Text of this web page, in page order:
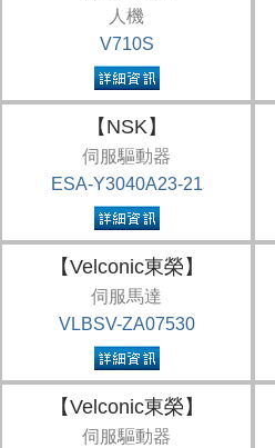
人機
V710S
【NSK】
伺服驅動器
ESA-Y3040A23-21
【Velconic東榮】
伺服馬達
VLBSV-ZA07530
【Velconic東榮】
伺服驅動器